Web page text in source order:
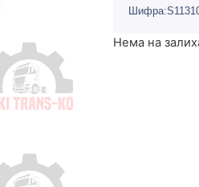
Нема на